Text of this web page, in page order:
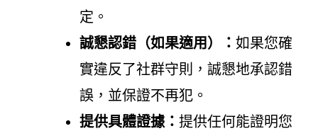
定。
誠懇認錯（如果適用）： 如果您確
實違反了社群守則，誠懇地承認錯
誤，並保證不再犯。
提供具體證據： 提供任何能證明您